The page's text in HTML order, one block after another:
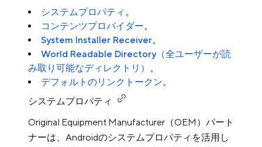
システムプロパティ 。
コンテンツプロバイダー。
System Installer Receiver。
World Readable Directory（全ユーザーが読
み取り可能なディレクトリ） 。
デフォルトのリンクトークン。
システムプロパティ
Original Equipment Manufacturer（OEM）パート
ナーは、Androidのシステムプロパティを活用し